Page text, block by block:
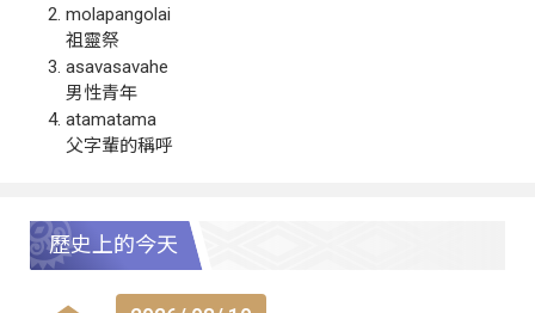
molapangolai
祖靈祭
asavasavahe
男性青年
atamatama
父字輩的稱呼
歷史上的今天